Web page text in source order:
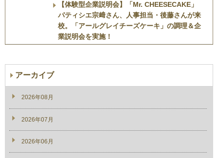
【体験型企業説明会】「Mr. CHEESECAKE」
パティシエ宗﨑さん、人事担当・後藤さんが来
校。「アールグレイチーズケーキ」の調理＆企
業説明会を実施！
アーカイブ
2026年08月
2026年07月
2026年06月